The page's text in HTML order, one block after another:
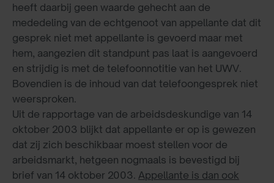
heeft daarbij geen waarde gehecht aan de
mededeling van de echtgenoot van appellante dat dit
gesprek niet met appellante is gevoerd maar met
hem, aangezien dit standpunt pas laat is aangevoerd
en strijdig is met de telefoonnotitie van het UWV.
Bovendien is de inhoud van dat telefoongesprek niet
weersproken.
Uit de rapportage van de arbeidsdeskundige van 14
oktober 2003 blijkt dat appellante er op is gewezen
dat zij zich beschikbaar moest stellen voor de
arbeidsmarkt, hetgeen nogmaals is bevestigd bij
brief van 14 oktober 2003. Appellante is dan ook